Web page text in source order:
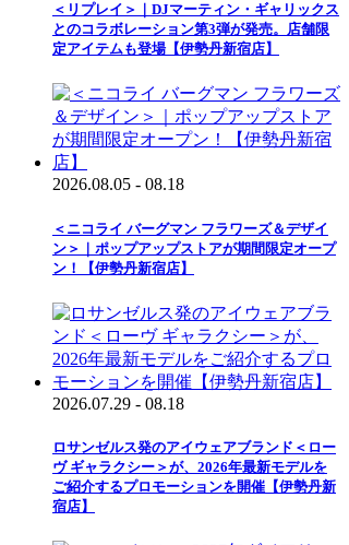
＜リプレイ＞｜DJマーティン・ギャリックス
とのコラボレーション第3弾が発売。店舗限
定アイテムも登場【伊勢丹新宿店】
2026.08.05 - 08.18
＜ニコライ バーグマン フラワーズ＆デザイ
ン＞｜ポップアップストアが期間限定オープ
ン！【伊勢丹新宿店】
2026.07.29 - 08.18
ロサンゼルス発のアイウェアブランド＜ロー
ヴ ギャラクシー＞が、2026年最新モデルを
ご紹介するプロモーションを開催【伊勢丹新
宿店】